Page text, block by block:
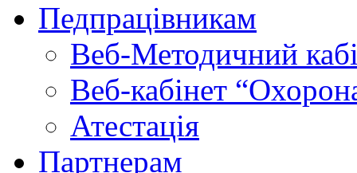
Педпрацівникам
Веб-Методичний
Веб-кабінет
Атестація
Партнерам